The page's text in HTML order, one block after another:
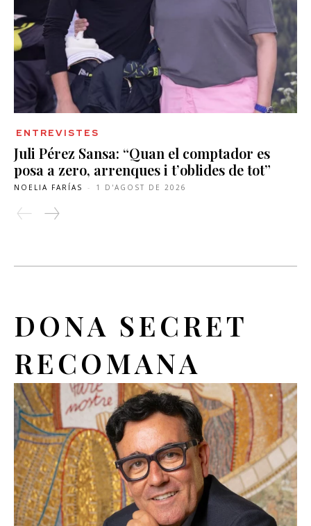
ENTREVISTES
Juli Pérez Sansa: “Quan el comptador es
posa a zero, arrenques i t’oblides de tot”
NOELIA FARÍAS - 1 D'AGOST DE 2026
DONA SECRET
RECOMANA